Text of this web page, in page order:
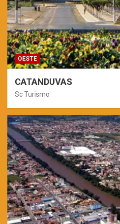
OESTE
CATANDUVAS
Sc Turismo